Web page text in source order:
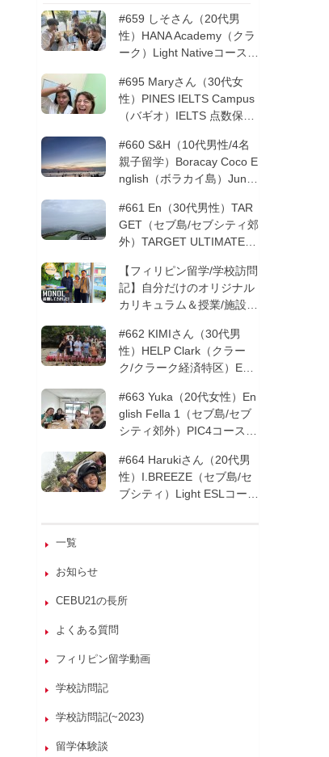
#659 しそさん（20代男
性）HANA Academy（クラ
ーク）Light Nativeコース 4
#695 Maryさん（30代女
性）PINES IELTS Campus
（バギオ）IELTS 点数保証
#660 S&H（10代男性/4名
親子留学）Boracay Coco E
nglish（ボラカイ島）Junio
ン留学
#661 En（30代男性）TAR
GET（セブ島/セブシティ郊
外）TARGET ULTIMATE 8
留学
【フィリピン留学/学校訪問
記】自分だけのオリジナル
カリキュラム＆授業/施設の
─MONOLを徹底取材！
#662 KIMIさん（30代男
性）HELP Clark（クラー
ク/クラーク経済特区）ESL
オの他校に転校 | フィリピ
ン留学
#663 Yuka（20代女性）En
glish Fella 1（セブ島/セブ
シティ郊外）PIC4コース 8
#664 Harukiさん（20代男
性）I.BREEZE（セブ島/セ
ブシティ）Light ESLコース
一覧
お知らせ
CEBU21の長所
よくある質問
フィリピン留学動画
学校訪問記
学校訪問記(~2023)
留学体験談